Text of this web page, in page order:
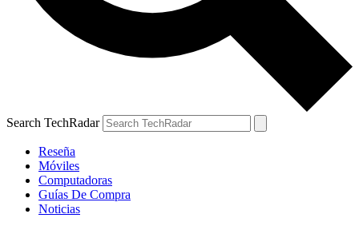
Search TechRadar
Reseña
Móviles
Computadoras
Guías De Compra
Noticias